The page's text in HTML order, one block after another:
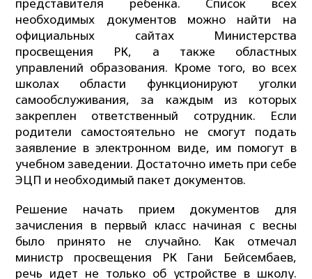
необходимых документов можно найти на
официальных сайтах Министерства
просвещения РК, а также областных
управлений образования. Кроме того, во всех
школах области функционируют уголки
самообслуживания, за каждым из которых
закреплен ответственный сотрудник. Если
родители самостоятельно не смогут подать
заявление в электронном виде, им помогут в
учебном заведении. Достаточно иметь при себе
ЭЦП и необходимый пакет документов.
Решение начать прием документов для
зачисления в первый класс начиная с весны
было принято не случайно. Как отмечал
министр просвещения РК Гани Бейсембаев,
речь идет не только об устройстве в школу.